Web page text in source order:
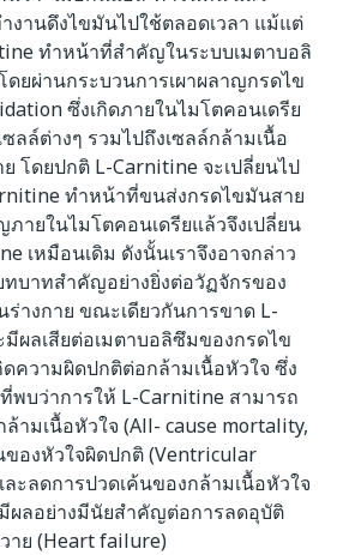
งานดึงไขมันไปใช้ตลอดเวลา แม้แต่
ทำหน้าที่สำคัญในระบบเมตาบอลิ
ดยผ่านกระบวนการเผาผลาญกรดไข
ซึ่งเกิดภายในไมโตคอนเดรีย
ลล์ต่างๆ รวมไปถึงเซลล์กล้ามเนื้อ
โดยปกติ L-Carnitine จะเปลี่ยนไป
ทำหน้าที่ขนส่งกรดไขมันสาย
ภายในไมโตคอนเดรียแล้วจึงเปลี่ยน
เหมือนเดิม ดังนั้นเราจึงอาจกล่าว
บาทสำคัญอย่างยิ่งต่อวัฏจักรของ
างกาย ขณะเดียวกันการขาด L-
ผลเสียต่อเมตาบอลิซึมของกรดไข
ความผิดปกติต่อกล้ามเนื้อหัวใจ ซึ่ง
พบว่าการให้ L-Carnitine สามารถ
ามเนื้อหัวใจ (All- cause mortality,
ของหัวใจผิดปกติ (Ventricular
ะลดการปวดเค้นของกล้ามเนื้อหัวใจ
ผลอย่างมีนัยสำคัญต่อการลดอุบัติ
าย (Heart failure)